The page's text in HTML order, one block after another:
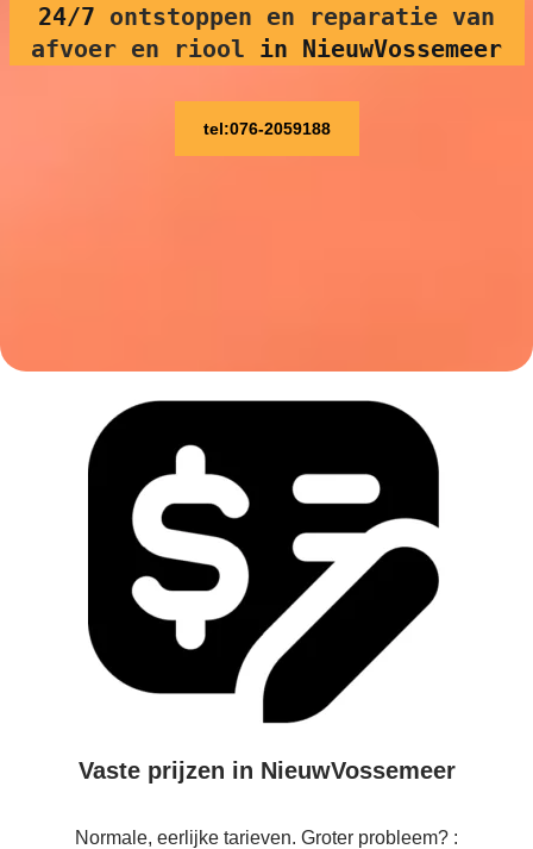
24/7 ontstoppen en reparatie van
afvoer en riool in NieuwVossemeer
tel:076-2059188
Vaste prijzen in NieuwVossemeer
Normale, eerlijke tarieven. Groter probleem? :